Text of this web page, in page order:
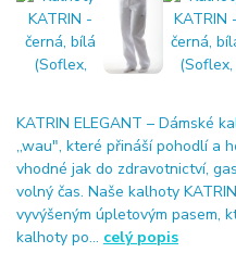
KATRIN ELEGANT – Dámské
,,wau", které přináší pohodlí a
vhodné jak do zdravotnictví,
volný čas. Naše kalhoty
vyvýšeným úpletovým pasem,
kalhoty po... celý popis